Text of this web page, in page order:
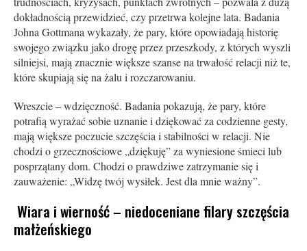
dokładnością przewidzieć, czy przetrwa kolejne lata. Badania
Johna Gottmana wykazały, że pary, które opowiadają historię
swojego związku jako drogę przez przeszkody, z których wyszli
silniejsi, mają znacznie większe szanse na trwałość relacji niż te,
które skupiają się na żalu i rozczarowaniu.
Wreszcie – wdzięczność. Badania pokazują, że pary, które
potrafią wyrażać sobie uznanie i dziękować za codzienne gesty,
mają większe poczucie szczęścia i stabilności w relacji. Nie
chodzi o grzecznościowe „dziękuję” za wyniesione śmieci lub
posprzątany dom. Chodzi o prawdziwe zatrzymanie się i
zauważenie: „Widzę twój wysiłek. Jest dla mnie ważny”.
Wiara i wierność – niedoceniane filary szczęścia
małżeńskiego